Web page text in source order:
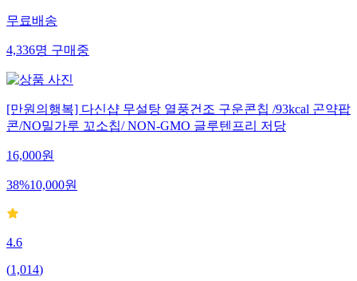
무료배송
4,336명구매중
[만원의행복] 다신샵 무설탕 열풍건조 구운콘칩 /93kcal 곤약팝
콘/NO밀가루 꼬소칩/ NON-GMO 글루텐프리 저당
16,000원
38%10,000원
4.6
(1,014)